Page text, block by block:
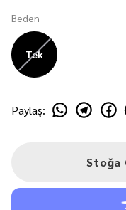
Beden
Tek
Paylaş:
Stoğa